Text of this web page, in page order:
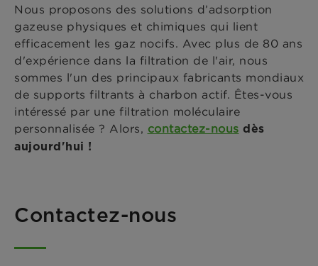
Nous proposons des solutions d’adsorption
gazeuse physiques et chimiques qui lient
efficacement les gaz nocifs. Avec plus de 80 ans
d'expérience dans la filtration de l'air, nous
sommes l'un des principaux fabricants mondiaux
de supports filtrants à charbon actif. Êtes-vous
intéressé par une filtration moléculaire
personnalisée ? Alors, contactez-nous dès
aujourd'hui !
Contactez-nous